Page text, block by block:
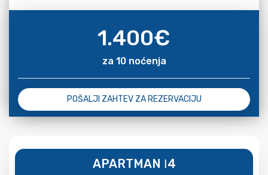
1.400€
za 10 noćenja
POŠALJI ZAHTEV ZA REZERVACIJU
APARTMAN Ι4